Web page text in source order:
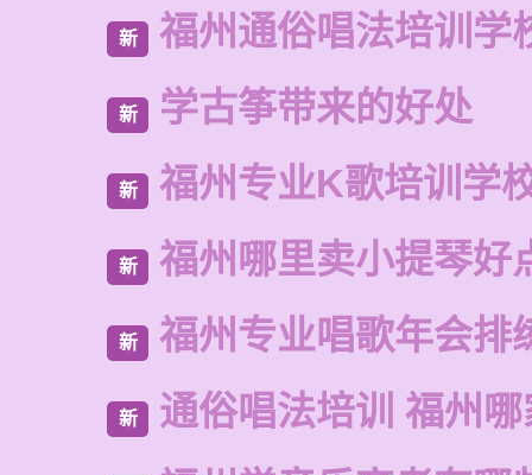
新 福州通俗唱法培训学
新 学古筝带来的好处
新 福州专业K歌培训学
新 福州哪里卖小提琴好
新 福州专业唱歌年会排
新 通俗唱法培训 福州